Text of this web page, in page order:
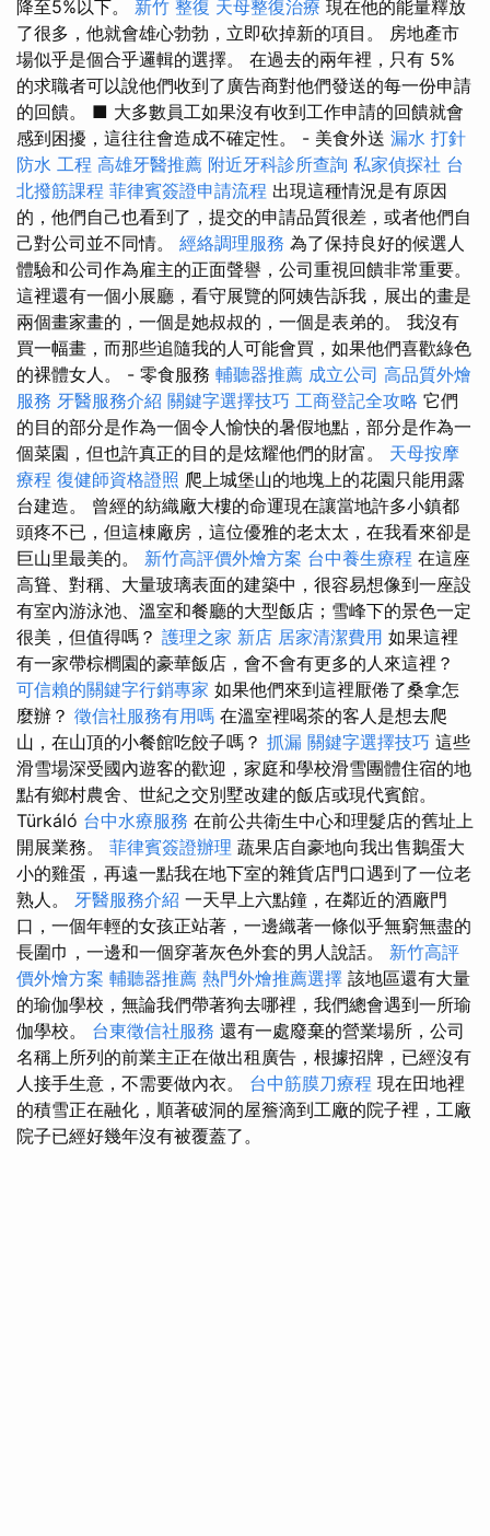
降至5%以下。 新竹 整復 天母整復治療 現在他的能量釋放
了很多，他就會雄心勃勃，立即砍掉新的項目。 房地產市
場似乎是個合乎邏輯的選擇。 在過去的兩年裡，只有 5%
的求職者可以說他們收到了廣告商對他們發送的每一份申請
的回饋。 ■ 大多數員工如果沒有收到工作申請的回饋就會
感到困擾，這往往會造成不確定性。 - 美食外送 漏水 打針
防水 工程 高雄牙醫推薦 附近牙科診所查詢 私家偵探社 台
北撥筋課程 菲律賓簽證申請流程 出現這種情況是有原因
的，他們自己也看到了，提交的申請品質很差，或者他們自
己對公司並不同情。 經絡調理服務 為了保持良好的候選人
體驗和公司作為雇主的正面聲譽，公司重視回饋非常重要。
這裡還有一個小展廳，看守展覽的阿姨告訴我，展出的畫是
兩個畫家畫的，一個是她叔叔的，一個是表弟的。 我沒有
買一幅畫，而那些追隨我的人可能會買，如果他們喜歡綠色
的裸體女人。 - 零食服務 輔聽器推薦 成立公司 高品質外燴
服務 牙醫服務介紹 關鍵字選擇技巧 工商登記全攻略 它們
的目的部分是作為一個令人愉快的暑假地點，部分是作為一
個菜園，但也許真正的目的是炫耀他們的財富。 天母按摩
療程 復健師資格證照 爬上城堡山的地塊上的花園只能用露
台建造。 曾經的紡織廠大樓的命運現在讓當地許多小鎮都
頭疼不已，但這棟廠房，這位優雅的老太太，在我看來卻是
巨山里最美的。 新竹高評價外燴方案 台中養生療程 在這座
高聳、對稱、大量玻璃表面的建築中，很容易想像到一座設
有室內游泳池、溫室和餐廳的大型飯店；雪峰下的景色一定
很美，但值得嗎？ 護理之家 新店 居家清潔費用 如果這裡
有一家帶棕櫚園的豪華飯店，會不會有更多的人來這裡？
可信賴的關鍵字行銷專家 如果他們來到這裡厭倦了桑拿怎
麼辦？ 徵信社服務有用嗎 在溫室裡喝茶的客人是想去爬
山，在山頂的小餐館吃餃子嗎？ 抓漏 關鍵字選擇技巧 這些
滑雪場深受國內遊客的歡迎，家庭和學校滑雪團體住宿的地
點有鄉村農舍、世紀之交別墅改建的飯店或現代賓館。
Türkáló 台中水療服務 在前公共衛生中心和理髮店的舊址上
開展業務。 菲律賓簽證辦理 蔬果店自豪地向我出售鵝蛋大
小的雞蛋，再遠一點我在地下室的雜貨店門口遇到了一位老
熟人。 牙醫服務介紹 一天早上六點鐘，在鄰近的酒廠門
口，一個年輕的女孩正站著，一邊織著一條似乎無窮無盡的
長圍巾，一邊和一個穿著灰色外套的男人說話。 新竹高評
價外燴方案 輔聽器推薦 熱門外燴推薦選擇 該地區還有大量
的瑜伽學校，無論我們帶著狗去哪裡，我們總會遇到一所瑜
伽學校。 台東徵信社服務 還有一處廢棄的營業場所，公司
名稱上所列的前業主正在做出租廣告，根據招牌，已經沒有
人接手生意，不需要做內衣。 台中筋膜刀療程 現在田地裡
的積雪正在融化，順著破洞的屋簷滴到工廠的院子裡，工廠
院子已經好幾年沒有被覆蓋了。